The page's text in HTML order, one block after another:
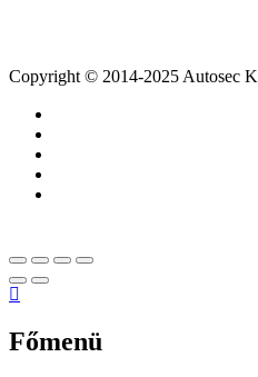
Copyright © 2014-2025 Autosec
Főmenü